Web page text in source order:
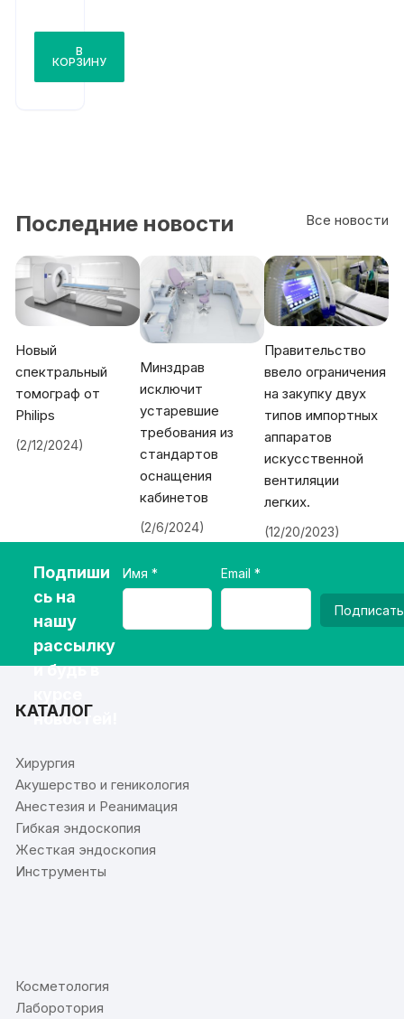
В
КОРЗИНУ
Все новости
Последние новости
Новый
спектральный
томограф от
Philips
(2/12/2024)
Минздрав
исключит
устаревшие
требования из
стандартов
оснащения
кабинетов
(2/6/2024)
Правительство
ввело ограничения
на закупку двух
типов импортных
аппаратов
искусственной
вентиляции
легких.
(12/20/2023)
Подпиши
сь на
нашу
рассылку
и будь в
новостей!
Имя Email
КАТАЛОГ
Хирургия
Акушерство и геникология
Анестезия и Реанимация
Гибкая эндоскопия
Жесткая эндоскопия
Инструменты
Косметология
Лаборотория